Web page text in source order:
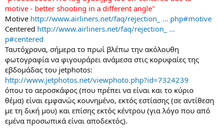
motive - better shooting in a different angle"
Motive http://www.airliners.net/faq/rejection_ ... php#motive
Centered http://www.airliners.net/faq/rejection_ ...
p#centered
Ταυτόχρονα, σήμερα το πρωί βλέπω την ακόλουθη
φωτογραφία να φιγουράρει ανάμεσα στις κορυφαίες της
εβδομάδας του jetphotos:
http://www.jetphotos.net/viewphoto.php?id=7324239
όπου το αεροσκάφος (που πρέπει να είναι και το κύριο
θέμα) είναι εμφανώς κουνημένο, εκτός εστίασης (σε αντίθεση
με τη δική μου) και επίσης εκτός κέντρου (για λόγο που από
εμένα προσωπικά είναι αποδεκτός).